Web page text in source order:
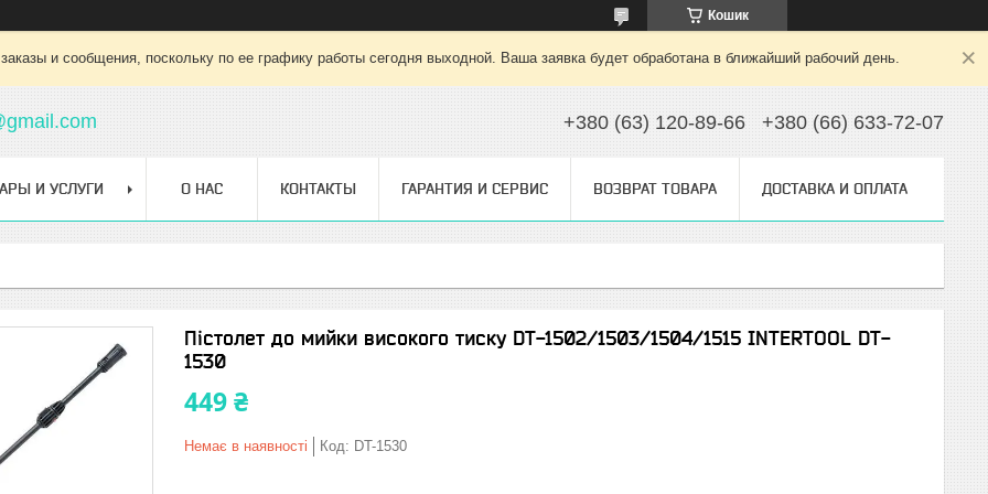
Кошик
и сообщения, поскольку по ее графику работы сегодня выходной. Ваша заявка будет обработана в ближайший рабочий день.
+380 (63) 120-89-66 +380 (66) 633-72-07
И УСЛУГИ О НАС КОНТАКТЫ ГАРАНТИЯ И СЕРВИС ВОЗВРАТ ТОВАРА ДОСТАВКА И ОПЛАТА
Пістолет до мийки високого тиску DT-1502/1503/1504/1515 INTERTOOL DT-
1530
449 ₴
Немає в наявності Код: DT-1530